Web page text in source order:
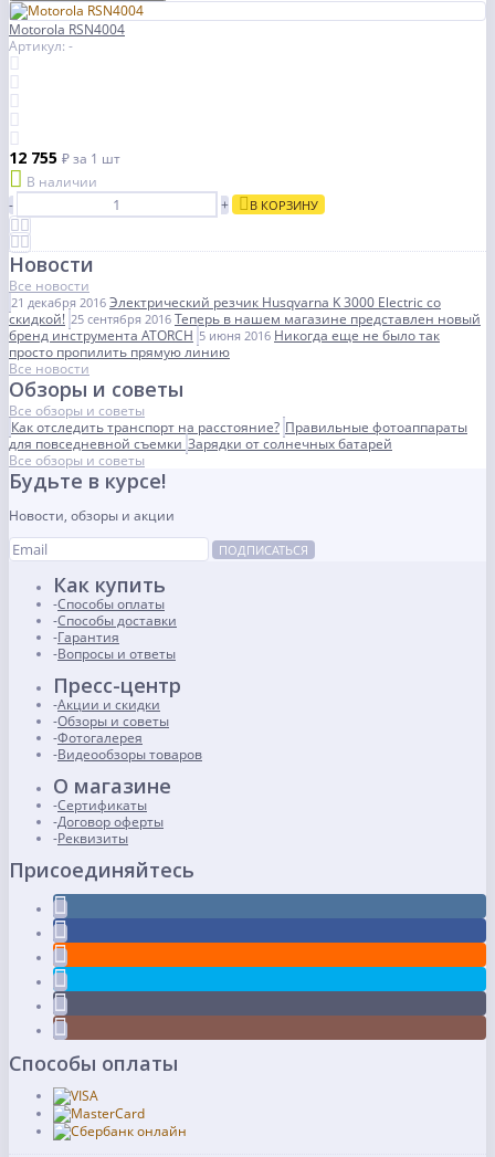
Motorola RSN4004
Артикул: -
12 755 ₽за 1 шт
В наличии
-
+ В КОРЗИНУ
Новости
Все новости
21 декабря 2016 Электрический резчик Husqvarna K 3000 Electric со
скидкой! 25 сентября 2016 Теперь в нашем магазине представлен новый
бренд инструмента ATORCH 5 июня 2016 Никогда еще не было так
просто пропилить прямую линию
Все новости
Обзоры и советы
Все обзоры и советы
Как отследить транспорт на расстояние? Правильные фотоаппараты
для повседневной съемки Зарядки от солнечных батарей
Все обзоры и советы
Будьте в курсе!
Новости, обзоры и акции
ПОДПИСАТЬСЯ
Как купить
Способы оплаты
Способы доставки
Гарантия
Вопросы и ответы
Пресс-центр
Акции и скидки
Обзоры и советы
Фотогалерея
Видеообзоры товаров
О магазине
Сертификаты
Договор оферты
Реквизиты
Присоединяйтесь
Способы оплаты